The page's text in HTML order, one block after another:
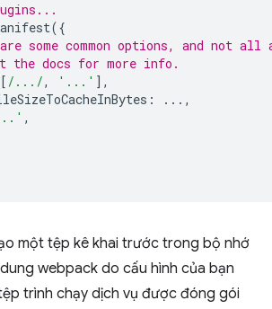
({
some common options, and not
the docs for more info.
[ /.../, '...' ],
:
...,
,
một tệp kê khai trước trong bộ nhớ
webpack do cấu hình của bạn
trình chạy dịch vụ được đóng gói